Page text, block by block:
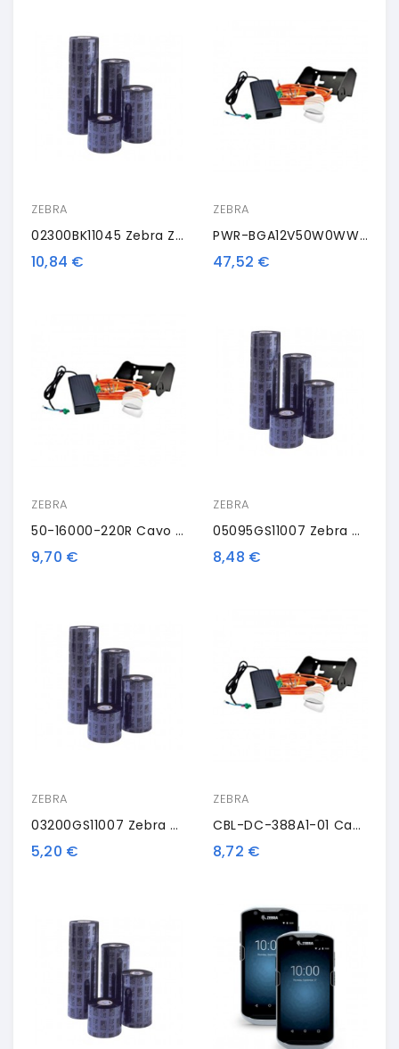
ZEBRA
02300BK11045 Zebra ZipShip 2300, Nastro Trasportatore Termico, Cera, 110 Mm
10,84 €
ZEBRA
PWR-BGA12V50W0WW Unità Di Alimentazione Di Zebra
47,52 €
ZEBRA
50-16000-220R Cavo Di Alimentazione AC Di Zebra (EU)
9,70 €
ZEBRA
05095GS11007 Zebra ZipShip 5095, Nastro Trasportatore Termico, Resina, 110 Mm
8,48 €
ZEBRA
03200GS11007 Zebra ZipShip 3200, Nastro Trasportatore Termico, Cera/resina, 110 Mm
5,20 €
ZEBRA
CBL-DC-388A1-01 Cavo DC Di Zebra
8,72 €